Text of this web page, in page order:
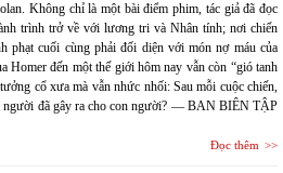
Không chỉ là một bài điểm phim, tác giả đã đọc
trình trở về với lương tri và Nhân tính; nơi chiến
phạt cuối cùng phải đối diện với món nợ máu của
đến một thế giới hôm nay vẫn còn “gió tanh
cổ xưa mà vẫn nhức nhối: Sau mỗi cuộc chiến,
người đã gây ra cho con người? — BAN BIÊN TẬP
Đọc thêm